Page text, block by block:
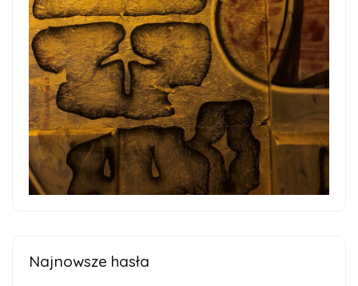
Najnowsze hasła